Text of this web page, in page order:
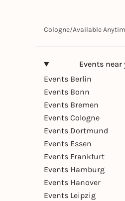
Cologne/Available
Events near
Events Berlin
Events Bonn
Events Bremen
Events Cologne
Events Dortmund
Events Essen
Events Frankfurt
Events Hamburg
Events Hanover
Events Leipzig